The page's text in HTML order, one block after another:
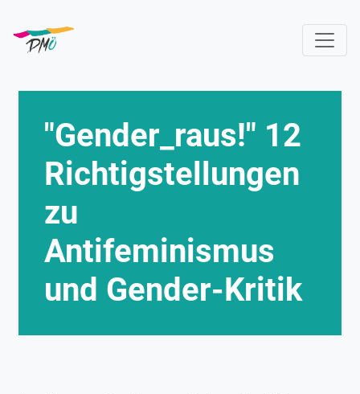
zum
Inhalt
"Gender_raus!" 12
Richtigstellungen
zu
Antifeminismus
und Gender-Kritik